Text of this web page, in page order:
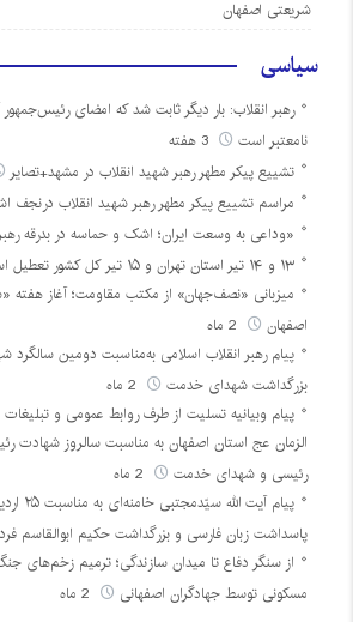
شریعتی اصفهان
سیاسی
رهبر انقلاب: بار دیگر ثابت شد که امضای
نامعتبر است
3 هفته
تشییع پیکر مطهر رهبر شهید انقلاب در مشهد+تصایر
مراسم تشییع پیکر مطهر رهبر شهید انقلاب درنجف
«وداعی به وسعت ایران؛ اشک و حماسه در بدرقه
۱۳ و ۱۴ تیر استان تهران و ۱۵ تیر کل کشور تعطیل است
میزبانی «نصف‌جهان» از مکتب مقاومت؛ آغاز هفته
اصفهان
پیام رهبر انقلاب اسلامی به‌مناسبت دومین
بزرگداشت شهدای خدمت
پیام وبیانیه تسلیت از طرف روابط عمومی و
الزمان عج استان اصفهان به مناسبت سالروز شهادت
رئیسی و شهدای خدمت
پیام آیت
پاسداشت زبان فارسی و بزرگداشت حکیم ابوالقاسم
مسکونی توسط جهادگران اصفهانی